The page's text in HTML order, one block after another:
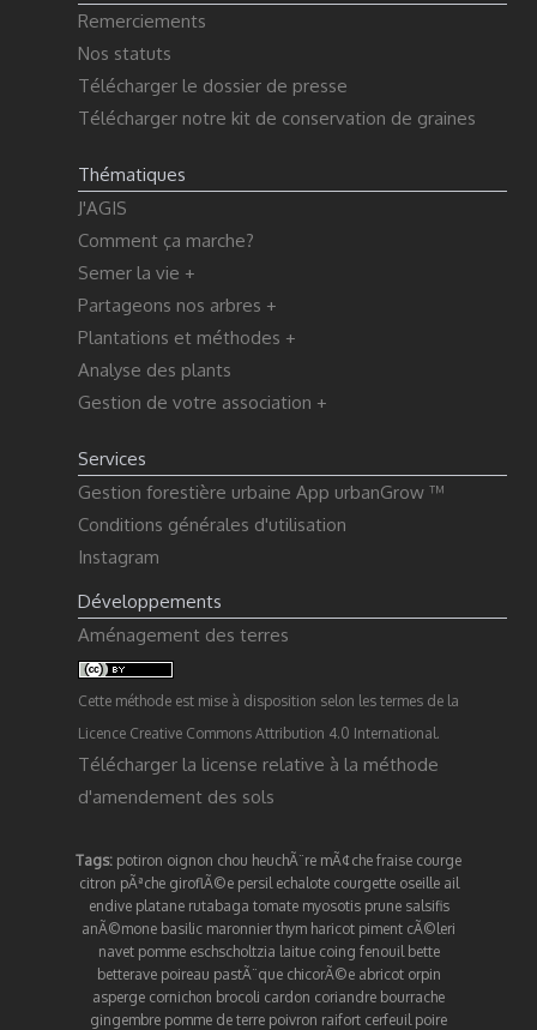
Remerciements
Nos statuts
Télécharger le dossier de presse
Télécharger notre kit de conservation de graines
Thématiques
J'AGIS
Comment ça marche?
Semer la vie +
Partageons nos arbres +
Plantations et méthodes +
Analyse des plants
Gestion de votre association +
Services
Gestion forestière urbaine App urbanGrow ™
Conditions générales d'utilisation
Instagram
Développements
Aménagement des terres
Cette méthode est mise à disposition selon les termes de la
Licence Creative Commons Attribution 4.0 International.
Télécharger la license relative à la méthode
d'amendement des sols
Tags: potiron oignon chou heuchÃ¨re mÃ¢che fraise courge
citron pÃªche giroflÃ©e persil echalote courgette oseille ail
endive platane rutabaga tomate myosotis prune salsifis
anÃ©mone basilic maronnier thym haricot piment cÃ©leri
navet pomme eschscholtzia laitue coing fenouil bette
betterave poireau pastÃ¨que chicorÃ©e abricot orpin
asperge cornichon brocoli cardon coriandre bourrache
gingembre pomme de terre poivron raifort cerfeuil poire